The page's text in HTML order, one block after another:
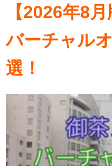
【2026年8
バーチャル
選！